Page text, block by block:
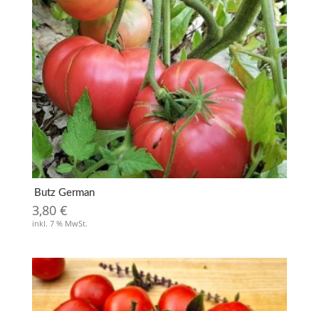
Butz German
3,80 €
inkl. 7 % MwSt.